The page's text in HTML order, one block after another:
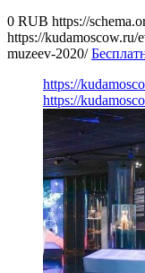
0 RUB https://
https://kudamoscow.ru/
muzeev-2020/
https://
https://